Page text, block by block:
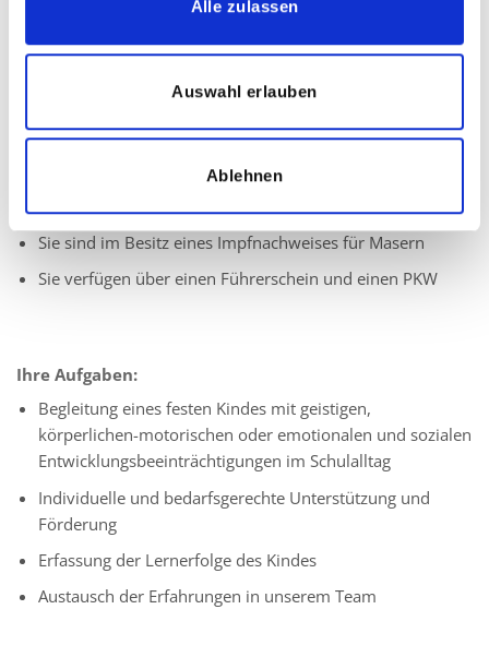
Alle zulassen
Auswahl erlauben
Ablehnen
Quereinsteiger dürfen sich gerne bei uns bewerben
Leidenschaft für die individuelle Förderung von Kindern
mit besonderen Bedürfnissen
Einfühlungsvermögen
Herzlichkeit sowie eine zuverlässige und vertrauensvolle
Arbeitsweise
Sie sind im Besitz eines Impfnachweises für Masern
Sie verfügen über einen Führerschein und einen PKW
Ihre Aufgaben:
Begleitung eines festen Kindes mit geistigen,
körperlichen-motorischen oder emotionalen und sozialen
Entwicklungsbeeinträchtigungen im Schulalltag
Individuelle und bedarfsgerechte Unterstützung und
Förderung
Erfassung der Lernerfolge des Kindes
Austausch der Erfahrungen in unserem Team